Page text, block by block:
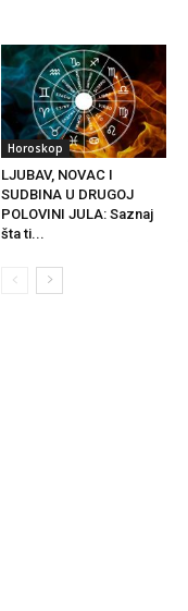
Horoskop
LJUBAV, NOVAC I
SUDBINA U DRUGOJ
POLOVINI JULA: Saznaj
šta ti...